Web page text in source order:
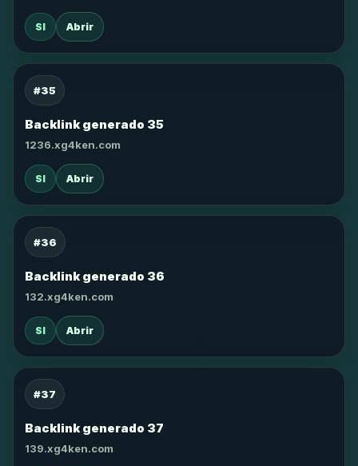
SI Abrir
#35
Backlink generado 35
1236.xg4ken.com
SI Abrir
#36
Backlink generado 36
132.xg4ken.com
SI Abrir
#37
Backlink generado 37
139.xg4ken.com